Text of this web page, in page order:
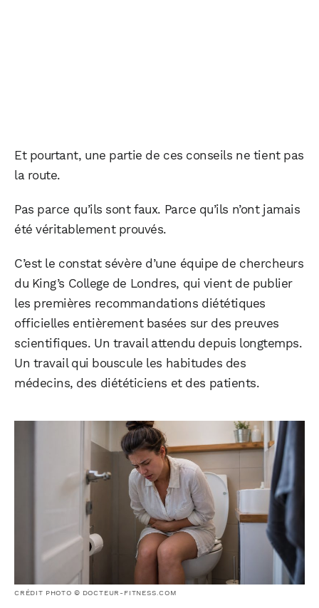
Et pourtant, une partie de ces conseils ne tient pas
la route.
Pas parce qu’ils sont faux. Parce qu’ils n’ont jamais
été véritablement prouvés.
C’est le constat sévère d’une équipe de chercheurs
du King’s College de Londres, qui vient de publier
les premières recommandations diététiques
officielles entièrement basées sur des preuves
scientifiques. Un travail attendu depuis longtemps.
Un travail qui bouscule les habitudes des
médecins, des diététiciens et des patients.
CRÉDIT PHOTO © DOCTEUR-FITNESS.COM